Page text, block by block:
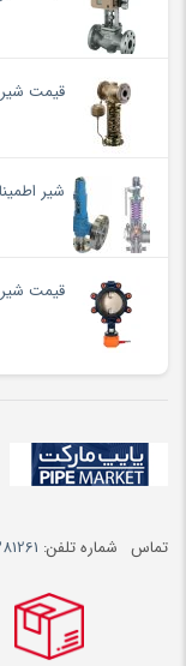
قیمت
شیر
قیمت شیر
تماس شماره تلفن: